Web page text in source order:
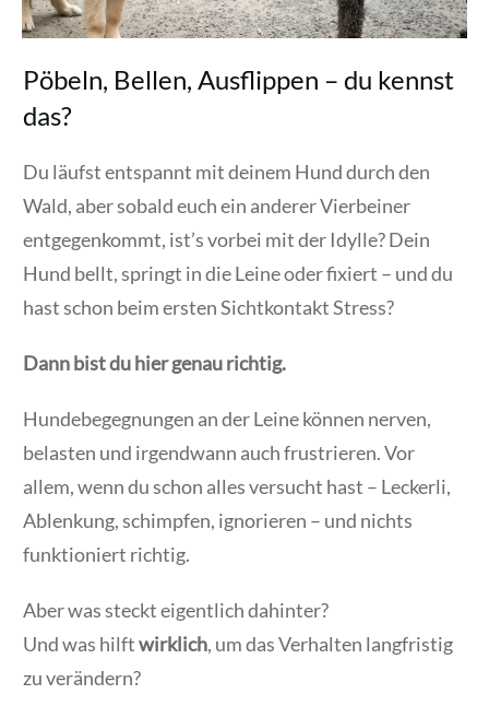
Pöbeln, Bellen, Ausflippen – du kennst
das?
Du läufst entspannt mit deinem Hund durch den
Wald, aber sobald euch ein anderer Vierbeiner
entgegenkommt, ist’s vorbei mit der Idylle? Dein
Hund bellt, springt in die Leine oder fixiert – und du
hast schon beim ersten Sichtkontakt Stress?
Dann bist du hier genau richtig.
Hundebegegnungen an der Leine können nerven,
belasten und irgendwann auch frustrieren. Vor
allem, wenn du schon alles versucht hast – Leckerli,
Ablenkung, schimpfen, ignorieren – und nichts
funktioniert richtig.
Aber was steckt eigentlich dahinter?
Und was hilftwirklich, um das Verhalten langfristig
zu verändern?